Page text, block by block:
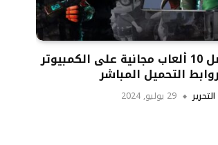
أفضل 10 ألعاب مجانية على الكمبيوتر
التحميل المباشر
29 يوليو, 2024